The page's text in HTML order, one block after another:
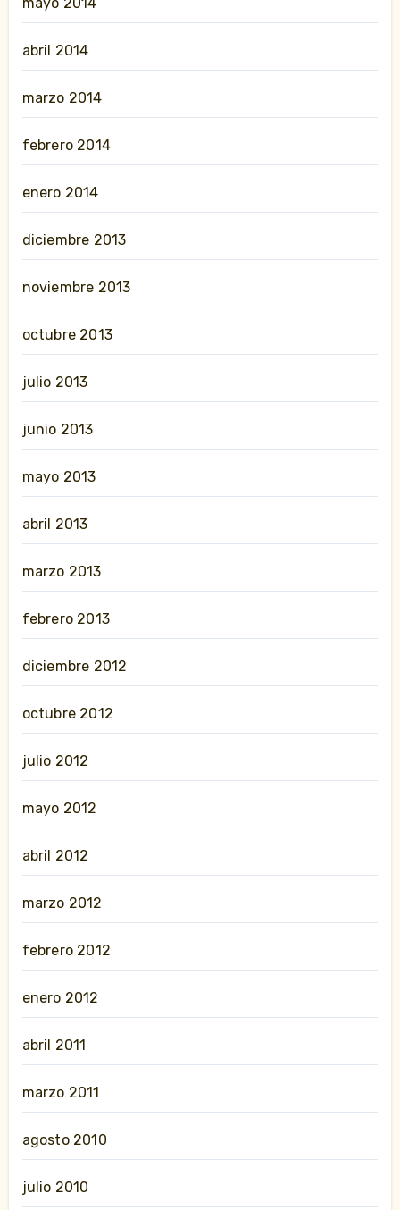
abril 2014
marzo 2014
febrero 2014
enero 2014
diciembre 2013
noviembre 2013
octubre 2013
julio 2013
junio 2013
mayo 2013
abril 2013
marzo 2013
febrero 2013
diciembre 2012
octubre 2012
julio 2012
mayo 2012
abril 2012
marzo 2012
febrero 2012
enero 2012
abril 2011
marzo 2011
agosto 2010
julio 2010